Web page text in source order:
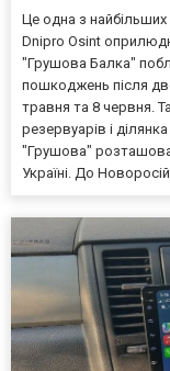
Це одна з найбільших
Dnipro Osint
"Грушова Балка"
пошкоджень після
травня та 8 червня.
резервуарів і
"Грушова"
Україні. До